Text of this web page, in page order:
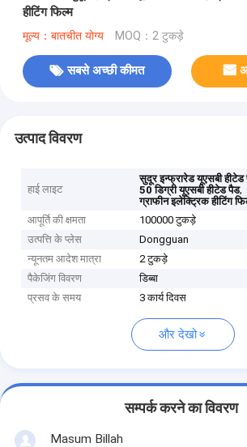
हीटिंग फिल्म
मूल्य：बातचीत योग्य MOQ：2 टुकड़े
सबसे अच्छी कीमत
उत्पाद विवरण
हाई लाइट
सुदूर इन्फ्रारेड यूएसबी
50 डिग्री यूएसबी हीटेड पैड,
ग्राफीन इलेक्ट्रिक हीटिंग
आपूर्ति की क्षमता
100000 टुकड़े
उत्पत्ति के प्लेस
Dongguan
न्यूनतम आदेश मात्रा
2 टुकड़े
पैकेजिंग विवरण
डिब्बा
प्रसव के समय
3 कार्य दिवस
और देखो
सम्पर्क करने का विवरण
Masum Billah